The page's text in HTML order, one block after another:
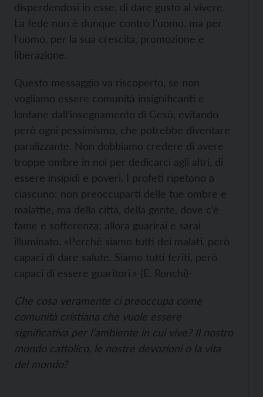
disperdendosi in esse, di dare gusto al vivere.
La fede non è dunque contro l’uomo, ma per
l’uomo, per la sua crescita, promozione e
liberazione.
Questo messaggio va riscoperto, se non
vogliamo essere comunità insignificanti e
lontane dall’insegnamento di Gesù, evitando
però ogni pessimismo, che potrebbe diventare
paralizzante. Non dobbiamo credere di avere
troppe ombre in noi per dedicarci agli altri, di
essere insipidi e poveri. I profeti ripetono a
ciascuno: non preoccuparti delle tue ombre e
malattie, ma della città, della gente, dove c’è
fame e sofferenza; allora guarirai e sarai
illuminato. «Perché siamo tutti dei malati, però
capaci di dare salute. Siamo tutti feriti, però
capaci di essere guaritori.» (E. Ronchi)-
Che cosa veramente ci preoccupa come
comunità cristiana che vuole essere
significativa per l’ambiente in cui vive? Il nostro
mondo cattolico, le nostre devozioni o la vita
del mondo?